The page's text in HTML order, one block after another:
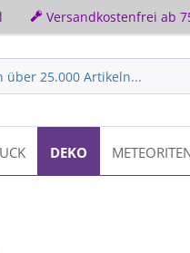
Versandkostenfrei ab
DEKO